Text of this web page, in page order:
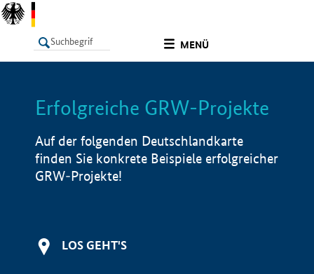
MENÜ
LISTE Info
Erfolgreiche GRW-Projekte
Auf der folgenden Deutschlandkarte
finden Sie konkrete Beispiele erfolgreicher
GRW-Projekte!
LOS GEHT'S